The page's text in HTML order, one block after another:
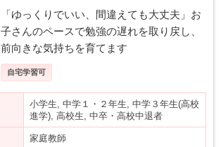
「ゆっくりでいい、間違えても大丈夫」お
子さんのペースで勉強の遅れを取り戻し、
前向きな気持ちを育てます
自宅学習可
小学生, 中学１・２年生, 中学３年生(高校
進学), 高校生, 中卒・高校中退者
家庭教師